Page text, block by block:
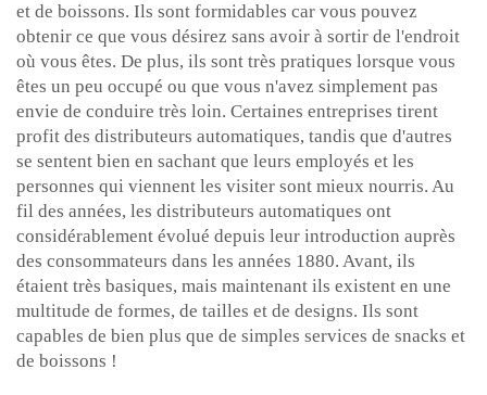
et de boissons. Ils sont formidables car vous pouvez
obtenir ce que vous désirez sans avoir à sortir de l'endroit
où vous êtes. De plus, ils sont très pratiques lorsque vous
êtes un peu occupé ou que vous n'avez simplement pas
envie de conduire très loin. Certaines entreprises tirent
profit des distributeurs automatiques, tandis que d'autres
se sentent bien en sachant que leurs employés et les
personnes qui viennent les visiter sont mieux nourris. Au
fil des années, les distributeurs automatiques ont
considérablement évolué depuis leur introduction auprès
des consommateurs dans les années 1880. Avant, ils
étaient très basiques, mais maintenant ils existent en une
multitude de formes, de tailles et de designs. Ils sont
capables de bien plus que de simples services de snacks et
de boissons !